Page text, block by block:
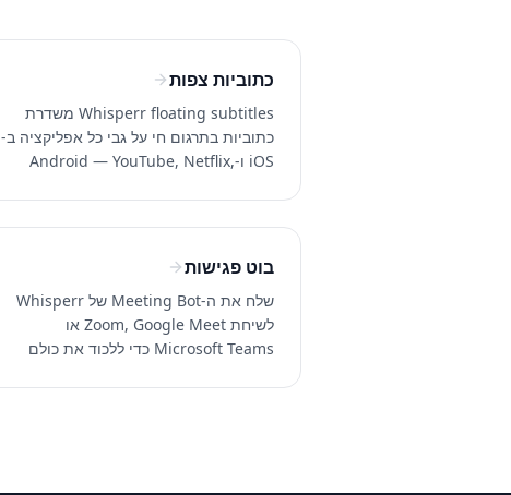
כתוביות צפות
Whisperr floating subtitles משדרת
כתוביות בתרגום חי על גבי כל אפליקציה ב-
iOS ו-Android — YouTube, Netflix,
בוט פגישות
שלח את ה-Meeting Bot של Whisperr
לשיחת Zoom, Google Meet או
Microsoft Teams כדי ללכוד את כולם